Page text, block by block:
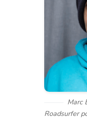
Marc
Roadsurfer